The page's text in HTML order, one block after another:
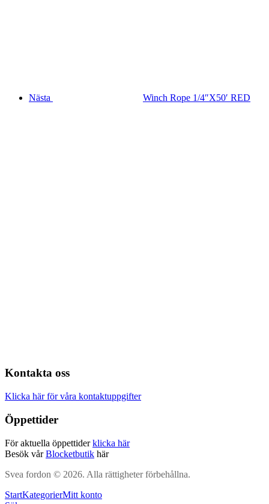
Nästa Winch Rope 1/4″X50′ RED
Kontakta oss
Klicka här för våra kontaktuppgifter
Öppettider
För aktuella öppettiderklicka här
Besök vårBlocketbutik här
Svea fordon © 2026. Alla rättigheter förbehållna.
StartKategorierMitt konto